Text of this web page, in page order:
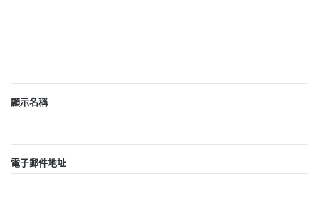
顯示名稱
電子郵件地址